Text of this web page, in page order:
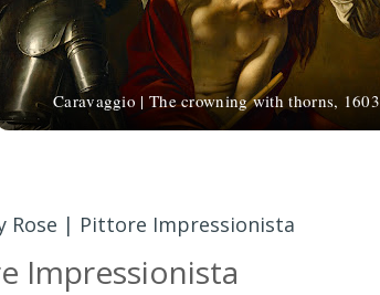
Caravaggio | The crowning with thorns, 1603
Rose | Pittore Impressionista
Impressionista